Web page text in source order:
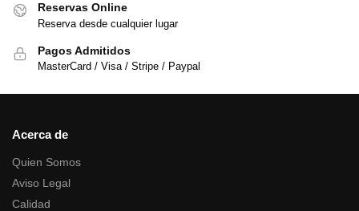
Reservas Online
Reserva desde cualquier lugar
Pagos Admitidos
MasterCard / Visa / Stripe / Paypal
Acerca de
Quien Somos
Aviso Legal
Calidad